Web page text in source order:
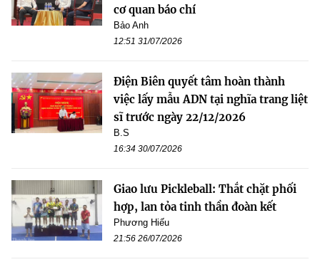
cơ quan báo chí
Bảo Anh
12:51 31/07/2026
Điện Biên quyết tâm hoàn thành
việc lấy mẫu ADN tại nghĩa trang liệt
sĩ trước ngày 22/12/2026
B.S
16:34 30/07/2026
Giao lưu Pickleball: Thắt chặt phối
hợp, lan tỏa tinh thần đoàn kết
Phương Hiếu
21:56 26/07/2026